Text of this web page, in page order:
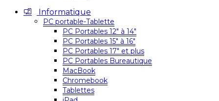
Informatique
PC portable-Tablette
PC Portables 12″ à 14″
PC Portables 15″ à 16″
PC Portables 17″ et plus
PC Portables Bureautique
MacBook
Chromebook
Tablettes